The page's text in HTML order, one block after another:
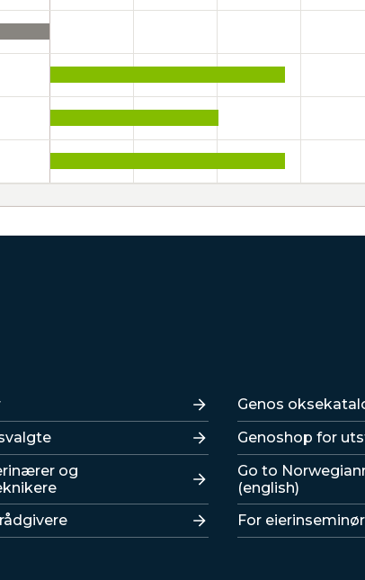
og
Lenker
Genos
Genoshop for
Go to
(english)
For